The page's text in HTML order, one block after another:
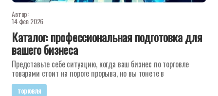
Автор:
14 фев 2026
Каталог: профессиональная подготовка для
вашего бизнеса
Представьте себе ситуацию, когда ваш бизнес по торговле
товарами стоит на пороге прорыва, но вы тонете в
торговля